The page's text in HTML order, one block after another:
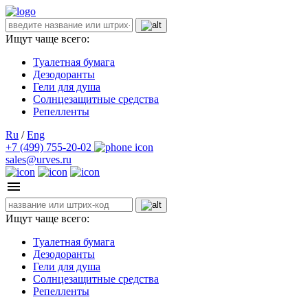
Ищут чаще всего:
Туалетная бумага
Дезодоранты
Гели для душа
Солнцезащитные средства
Репелленты
Ru / Eng
+7 (499) 755-20-02
sales@urves.ru
Ищут чаще всего:
Туалетная бумага
Дезодоранты
Гели для душа
Солнцезащитные средства
Репелленты